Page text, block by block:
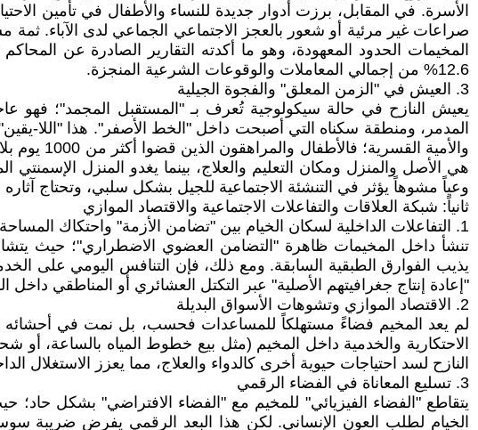
الأسرة. في المقابل، برزت أدوار جديدة للنساء والأطفال في تأمين
صراعات غير مرئية أو شعور بالعجز الاجتماعي الجماعي لدى الآباء.
المخيمات الحدود المعهودة، وهو ما أكدته التقارير الصادرة عن
12.6% من إجمالي المعاملات والوقوعات الشرعية المنجزة.
3. العيش في "الزمن المعلق" والفجوة الجيلية
يعيش النازح في حالة سيكولوجية تُعرف بـ "المستقبل المجمد"؛ فهو
المدمر، ومنطقة سكناه التي أصبحت داخل "الخط الأصفر". هذا "اللا-
والأمية
هي الأصل والمنزل ومكان التعليم والعلاج، بينما يغدو المنزل الإسمنتي
وعياً مشوهاً يؤثر في التنشئة الاجتماعية للجيل بشكل سلبي، وتحتاج
ثانياً: شبكة العلاقات والتفاعلات الاجتماعية والاقتصاد الموازي
1. التفاعلات الداخلية لسكان الخيام بين "تضامن الأزمة" واحتكاك المساحة
تنشأ داخل المخيمات ظاهرة "التضامن العضوي الاضطراري"؛ حيث
يذيب الفوارق الطبقية السابقة. ومع ذلك، فإن التنافس اليومي على
"إعادة إنتاج جغرافيتهم الأصلية" عبر التكتل العشائري أو المناطقي داخل
2. الاقتصاد الموازي وتشوهات الأسواق البديلة
لم يعد المخيم فضاءً مستهلكاً للمساعدات فحسب، بل نمت في أحشائه
الاحتكارية والخدمية داخل المخيم (مثل بيع خطوط المياه بالساعة، أو
النازح لسد احتياجات حيوية أخرى كالدواء والعلاج، مما يعزز الاستغلال
3. تسليع المعاناة في الفضاء الرقمي
يتقاطع "الفضاء الفيزيائي" للمخيم مع "الفضاء الافتراضي" بشكل
الخيام لطلب العون الإنساني. لكن هذا البعد الرقمي يفرض ضريبة